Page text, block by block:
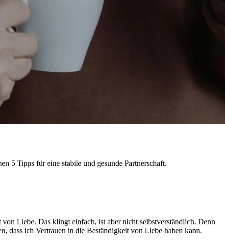
5 Tipps für eine stabile und gesunde Partnerschaft.
Liebe. Das klingt einfach, ist aber nicht selbstverständlich. Denn
dass ich Vertrauen in die Beständigkeit von Liebe haben kann.